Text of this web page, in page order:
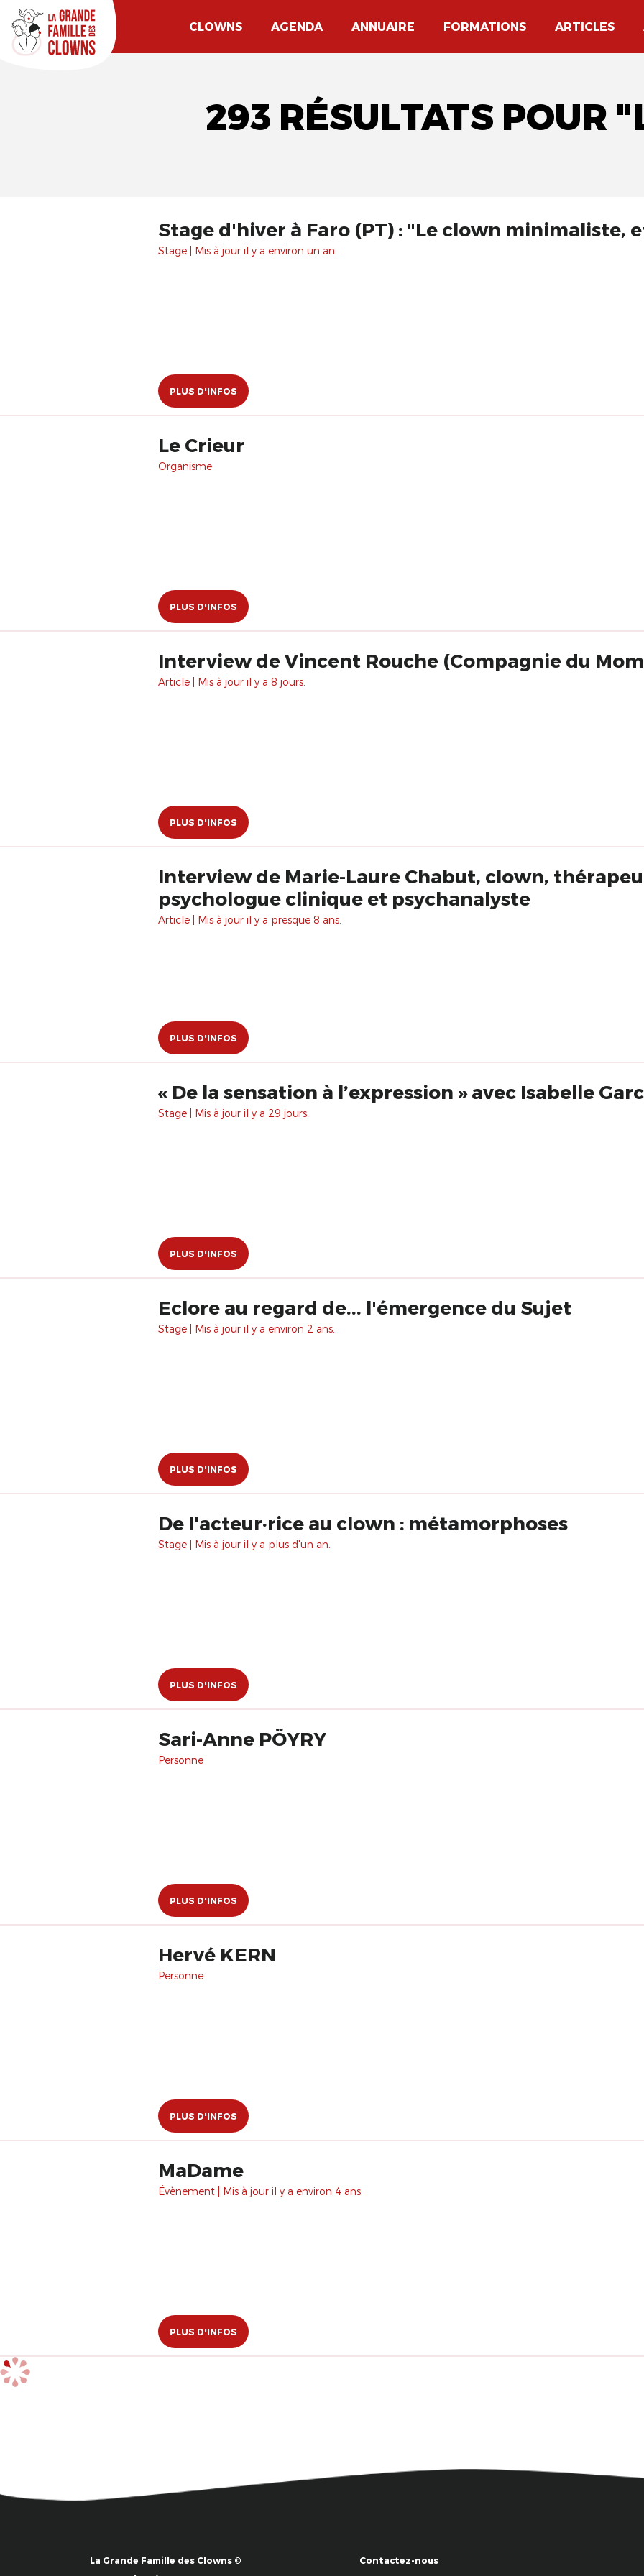
CLOWNS AGENDA ANNUAIRE FORMATIONS ARTICLES
293 RÉSULTATS POUR
Stage d'hiver à Faro (PT) : "Le clown minimaliste,
Stage | Mis à jour il y a environ un an.
PLUS D'INFOS
Le Crieur
Organisme
PLUS D'INFOS
Interview de Vincent Rouche (Compagnie du
Article | Mis à jour il y a 8 jours.
PLUS D'INFOS
Interview de Marie-Laure Chabut, clown,
psychologue clinique et psychanalyste
Article | Mis à jour il y a presque 8 ans.
PLUS D'INFOS
« De la sensation à l’expression » avec Isabelle
Stage | Mis à jour il y a 29 jours.
PLUS D'INFOS
Eclore au regard de... l'émergence du Sujet
Stage | Mis à jour il y a environ 2 ans.
PLUS D'INFOS
De l'acteur·rice au clown : métamorphoses
Stage | Mis à jour il y a plus d'un an.
PLUS D'INFOS
Sari-Anne PÖYRY
Personne
PLUS D'INFOS
Hervé KERN
Personne
PLUS D'INFOS
MaDame
Évènement | Mis à jour il y a environ 4 ans.
PLUS D'INFOS
La Grande Famille des Clowns ©
Contactez-nous